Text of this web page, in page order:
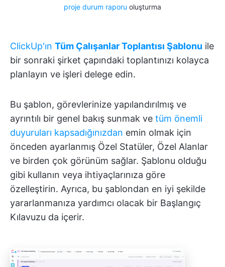
proje durum raporu oluşturma
ClickUp'ın Tüm Çalışanlar Toplantısı Şablonu ile
bir sonraki şirket çapındaki toplantınızı kolayca
planlayın ve işleri delege edin.
Bu şablon, görevlerinize yapılandırılmış ve
ayrıntılı bir genel bakış sunmak ve tüm önemli
duyuruları kapsadığınızdan emin olmak için
önceden ayarlanmış Özel Statüler, Özel Alanlar
ve birden çok görünüm sağlar. Şablonu olduğu
gibi kullanın veya ihtiyaçlarınıza göre
özelleştirin. Ayrıca, bu şablondan en iyi şekilde
yararlanmanıza yardımcı olacak bir Başlangıç
Kılavuzu da içerir.